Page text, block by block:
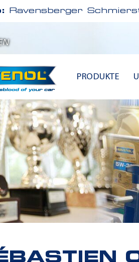
Ravensberger
PRODUKTE